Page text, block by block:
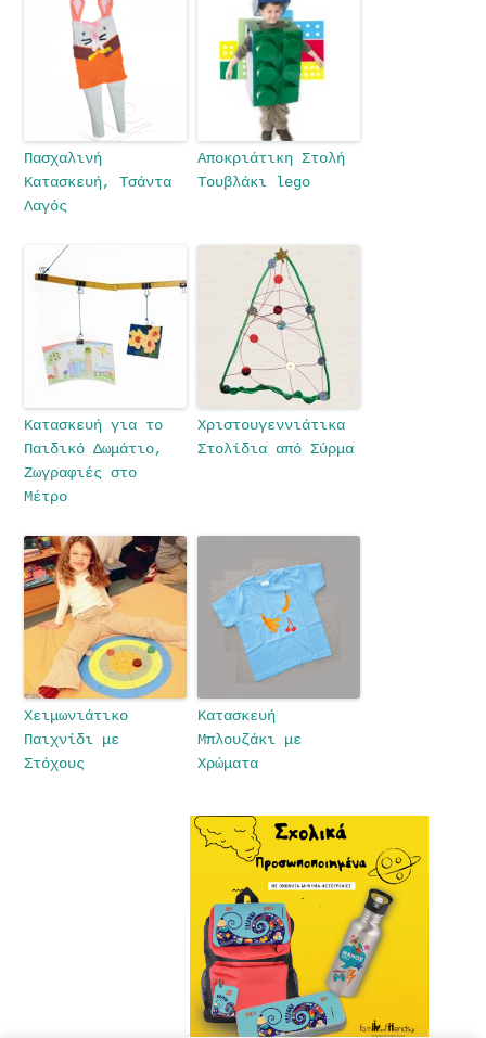
Πασχαλινή
Κατασκευή, Τσάντα
Λαγός
Αποκριάτικη Στολή
Τουβλάκι lego
Κατασκευή για το
Παιδικό Δωμάτιο,
Ζωγραφιές στο
Μέτρο
Χριστουγεννιάτικα
Στολίδια από Σύρμα
Χειμωνιάτικο
Παιχνίδι με
Στόχους
Κατασκευή
Μπλουζάκι με
Χρώματα